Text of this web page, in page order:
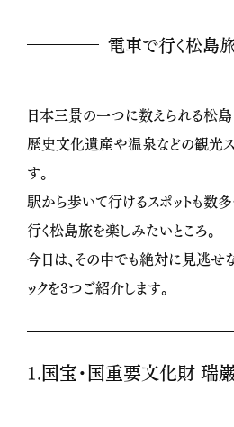
電車で行く松島
日本三景の一つに数えられる松
歴史文化遺産や温泉などの観光ス
す。
駅から歩いて行けるスポットも数
行く松島旅を楽しみたいところ。
今日は、その中でも絶対に見逃せ
ックを3つご紹介します。
1.国宝・国重要文化財 瑞